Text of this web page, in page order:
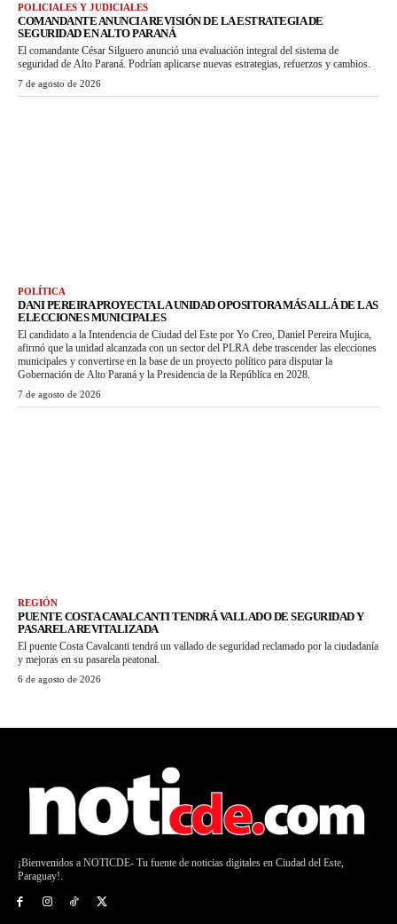
POLICIALES Y JUDICIALES
COMANDANTE ANUNCIA REVISIÓN DE LA ESTRATEGIA DE
SEGURIDAD EN ALTO PARANÁ
El comandante César Silguero anunció una evaluación integral del sistema de
seguridad de Alto Paraná. Podrían aplicarse nuevas estrategias, refuerzos y cambios.
7 de agosto de 2026
POLÍTICA
DANI PEREIRA PROYECTA LA UNIDAD OPOSITORA MÁS ALLÁ DE LAS
ELECCIONES MUNICIPALES
El candidato a la Intendencia de Ciudad del Este por Yo Creo, Daniel Pereira Mujica,
afirmó que la unidad alcanzada con un sector del PLRA debe trascender las elecciones
municipales y convertirse en la base de un proyecto político para disputar la
Gobernación de Alto Paraná y la Presidencia de la República en 2028.
7 de agosto de 2026
REGIÓN
PUENTE COSTA CAVALCANTI TENDRÁ VALLADO DE SEGURIDAD Y
PASARELA REVITALIZADA
El puente Costa Cavalcanti tendrá un vallado de seguridad reclamado por la ciudadanía
y mejoras en su pasarela peatonal.
6 de agosto de 2026
¡Bienvenidos a NOTICDE- Tu fuente de noticias digitales en Ciudad del Este,
Paraguay!.